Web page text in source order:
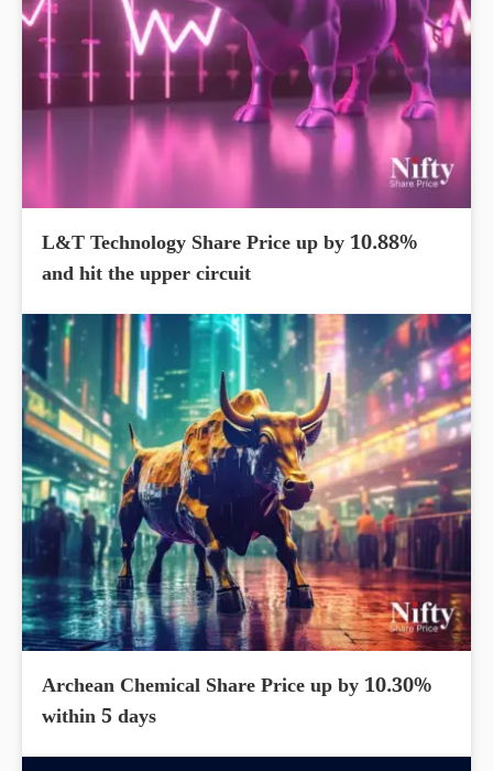
L&T Technology Share Price up by 10.88%
and hit the upper circuit
Archean Chemical Share Price up by 10.30%
within 5 days